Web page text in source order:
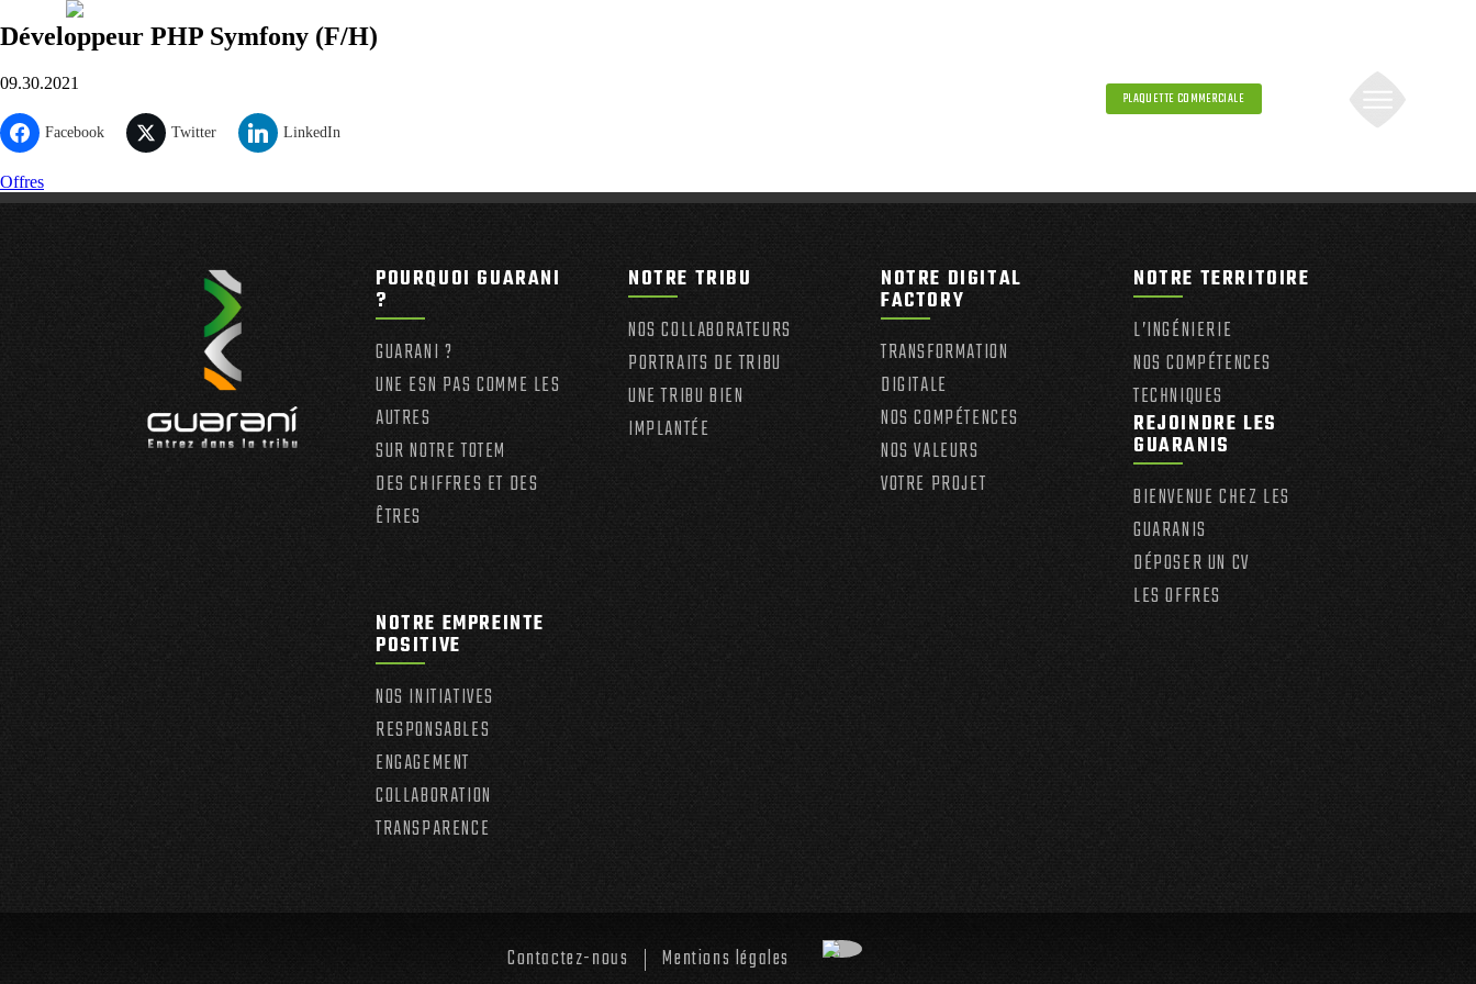
PLAQUETTE COMMERCIALE
Développeur PHP Symfony (F/H)
09.30.2021
Facebook Twitter LinkedIn
Offres
POURQUOI GUARANI
?
GUARANI ?
UNE ESN PAS COMME LES
AUTRES
SUR NOTRE TOTEM
DES CHIFFRES ET DES
ÊTRES
NOTRE TRIBU
NOS COLLABORATEURS
PORTRAITS DE TRIBU
UNE TRIBU BIEN
IMPLANTÉE
NOTRE DIGITAL
FACTORY
TRANSFORMATION
DIGITALE
NOS COMPÉTENCES
NOS VALEURS
VOTRE PROJET
NOTRE TERRITOIRE
L’INGÉNIERIE
NOS COMPÉTENCES
TECHNIQUES
REJOINDRE LES
GUARANIS
BIENVENUE CHEZ LES
GUARANIS
DÉPOSER UN CV
LES OFFRES
NOTRE EMPREINTE
POSITIVE
NOS INITIATIVES
RESPONSABLES
ENGAGEMENT
COLLABORATION
TRANSPARENCE
Contactez-nous Mentions légales